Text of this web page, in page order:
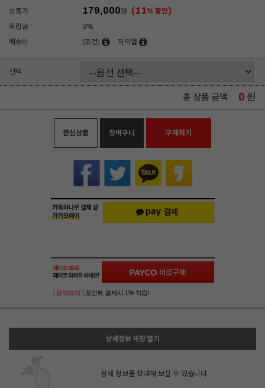
상품가
179,000원 (11% 할인)
적립금
3%
배송비
(조건) 지역별
선택
총 상품 금액 0 원
관심상품 장바구니 구매하기
[ 결제혜택 ] 포인트 결제시 1% 적립!
상세정보 새창 열기
상세 정보를 확대해 보실 수 있습니다.